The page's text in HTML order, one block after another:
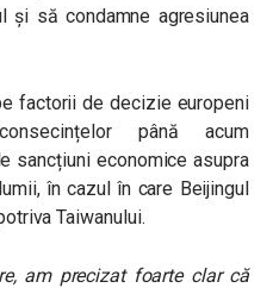
și să condamne agresiunea
factorii de decizie europeni
până acum
sancțiuni economice asupra
în cazul în care Beijingul
Taiwanului.
am precizat foarte clar că